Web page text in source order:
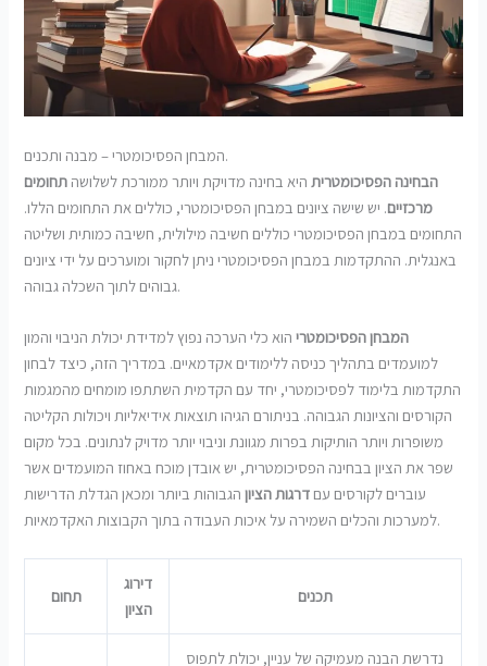
המבחן הפסיכומטרי – מבנה ותכנים.
הבחינה הפסיכומטרית היא בחינה מדויקת ויותר ממורכת לשלושה תחומים
מרכזיים. יש שישה ציונים במבחן הפסיכומטרי, כוללים את התחומים הללו.
התחומים במבחן הפסיכומטרי כוללים חשיבה מילולית, חשיבה כמותית ושליטה
באנגלית. ההתקדמות במבחן הפסיכומטרי ניתן לחקור ומוערכים על ידי ציונים
גבוהים לתוך השכלה גבוהה.
המבחן הפסיכומטריהוא כלי הערכה נפוץ למדידת יכולת הניבוי והמון
למועמדים בתהליך כניסה ללימודים אקדמאיים. במדריך הזה, כיצד לבחון
התקדמות בלימוד לפסיכומטרי, יחד עם הקדמית השתתפו מומחים מהמגמות
הקורסים והציונות הגבוהה. בניתורם הגיהו תוצאות אידיאליות ויכולות הקליטה
משופרות ויותר הותיקות בפרות מגוונת וניבוי יותר מדויק לנתונים. בכל מקום
שפר את הציון בבחינה הפסיכומטרית, יש אובדן מוכח באחוז המועמדים אשר
עוברים לקורסים עם דרגות הציוןהגבוהות ביותר ומכאן הגדלת הדרישות
למערכות והכלים השמירה על איכות העבודה בתוך הקבוצות האקדמאיות.
תחום
דירוג
הציון
תכנים
נדרשת הבנה מעמיקה של עניין, יכולת לתפוס